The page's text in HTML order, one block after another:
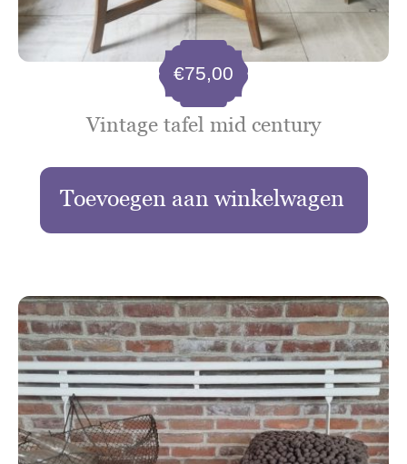
Vintage tafel mid century
€75,00
Toevoegen aan winkelwagen